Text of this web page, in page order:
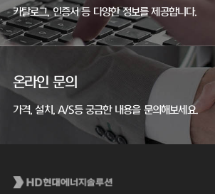
카탈로그, 인증서 등 다양한 정보를 제공합니다.
온라인 문의
가격, 설치, A/S등 궁금한 내용을 문의해보세요.